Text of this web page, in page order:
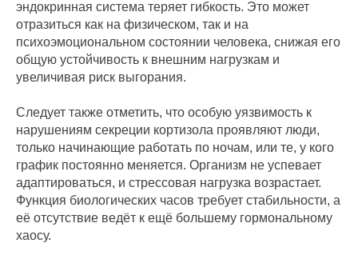
эндокринная система теряет гибкость. Это может
отразиться как на физическом, так и на
психоэмоциональном состоянии человека, снижая его
общую устойчивость к внешним нагрузкам и
увеличивая риск выгорания.
Следует также отметить, что особую уязвимость к
нарушениям секреции кортизола проявляют люди,
только начинающие работать по ночам, или те, у кого
график постоянно меняется. Организм не успевает
адаптироваться, и стрессовая нагрузка возрастает.
Функция биологических часов требует стабильности, а
её отсутствие ведёт к ещё большему гормональному
хаосу.